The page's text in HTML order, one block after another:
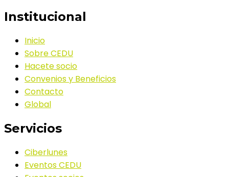
Institucional
Inicio
Sobre CEDU
Hacete socio
Convenios y Beneficios
Contacto
Global
Servicios
Ciberlunes
Eventos CEDU